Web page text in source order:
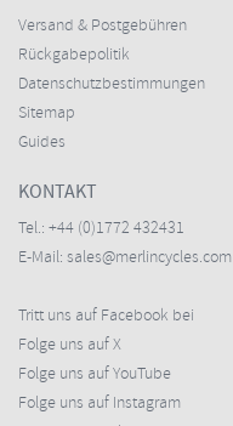
Versand & Postgebühren
Rückgabepolitik
Datenschutzbestimmungen
Sitemap
Guides
KONTAKT
Tel.: +44 (0)1772 432431
E-Mail: sales@merlincycles.com
Tritt uns auf Facebook bei
Folge uns auf X
Folge uns auf YouTube
Folge uns auf Instagram